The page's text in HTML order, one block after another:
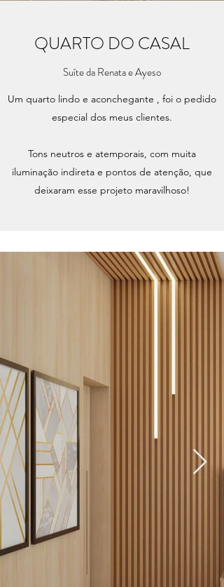
QUARTO DO CASAL
Suíte da Renata e Ayeso
Um quarto lindo e aconchegante , foi o pedido
especial dos meus clientes.
Tons neutros e atemporais, com muita
iluminação indireta e pontos de atenção, que
deixaram esse projeto maravilhoso!